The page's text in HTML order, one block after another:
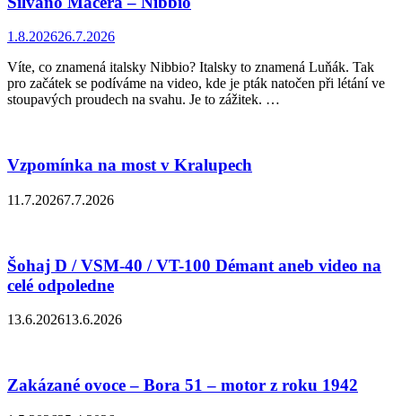
1.8.202626.7.2026
Víte, co znamená italsky Nibbio? Italsky to znamená Luňák. Tak
pro začátek se podíváme na video, kde je pták natočen při létání ve
stoupavých proudech na svahu. Je to zážitek. …
Vzpomínka na most v Kralupech
11.7.20267.7.2026
Šohaj D / VSM-40 / VT-100 Démant aneb video na
celé odpoledne
13.6.202613.6.2026
Zakázané ovoce – Bora 51 – motor z roku 1942